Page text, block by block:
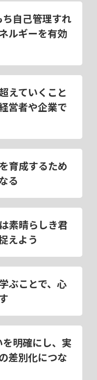
自己管理すれ
ルギーを有効
えていくこと
営者や企業で
育成するため
る
素晴らしき君
えよう
ぶことで、心
明確にし、実
差別化につな